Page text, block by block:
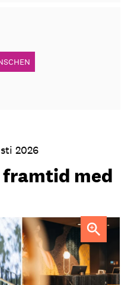
2026
med
Theresia Viska FOTO: